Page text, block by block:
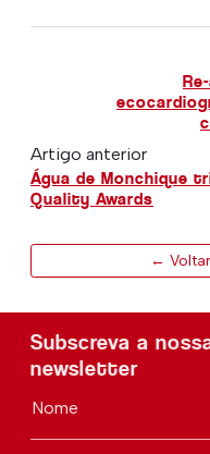
Artigo anterior
Água de Monchique
Quality Awards
←
Subscreva a
newsletter
Nome